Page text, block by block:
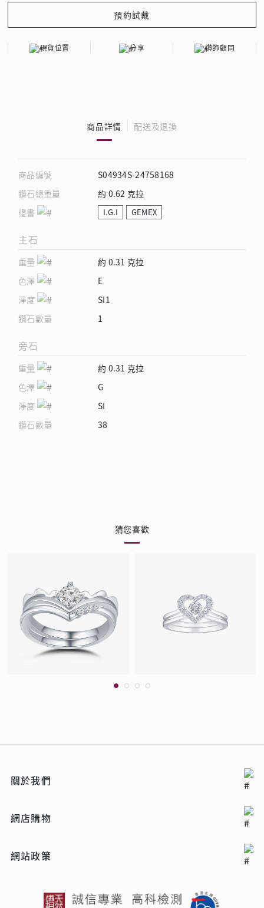
現貨位置 分享 鑽飾顧問
商品詳情 配送及退換
商品編號
S04934S-24758168
鑽石總重量
約 0.62 克拉
證書
I.G.I GEMEX
主石
重量
約 0.31 克拉
色澤
E
淨度
SI1
鑽石數量
1
旁石
重量
約 0.31 克拉
色澤
G
淨度
SI
鑽石數量
38
猜您喜歡
關於我們
網店購物
網站政策